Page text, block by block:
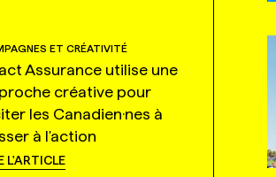
ET CRÉATIVITÉ
Assurance utilise une
créative pour
les Canadien·nes à
à l'action
L'ARTICLE